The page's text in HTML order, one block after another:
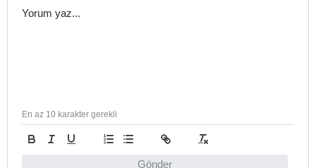
Gönder
En az 10 karakter gerekli